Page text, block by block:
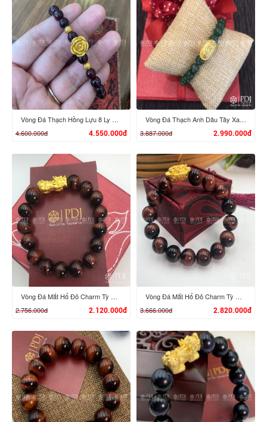
XEM CHI TIẾT
Vòng Đá Thạch Hồng Lựu 8 Ly Mix Charm Hoa Hồng, Bi vàng 24K
4.600.000đ
4.550.000đ
XEM CHI TIẾT
Vòng Đá Thạch Anh Dâu Tây Xanh 8 Ly Charm Tỳ Hưu Cưỡi Đĩnh Vàng 24K
3.887.000đ
2.990.000đ
XEM CHI TIẾT
Vòng Đá Mắt Hổ Đỏ Charm Tỳ Hưu Vàng 24k
2.756.000đ
2.120.000đ
XEM CHI TIẾT
Vòng Đá Mắt Hổ Đỏ Charm Tỳ Hưu Cưỡi Đĩnh Vàng 24K
3.666.000đ
2.820.000đ